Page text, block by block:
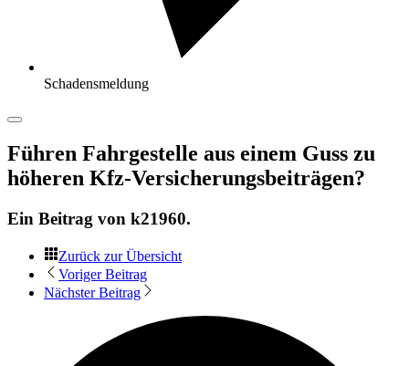
Schadensmeldung
Führen Fahrgestelle aus einem Guss zu
höheren Kfz-Versicherungsbeiträgen?
Ein Beitrag von k21960.
Zurück zur Übersicht
Voriger Beitrag
Nächster Beitrag